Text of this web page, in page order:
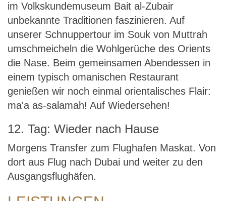
im Volkskundemuseum Bait al-Zubair
unbekannte Traditionen faszinieren. Auf
unserer Schnuppertour im Souk von Muttrah
umschmeicheln die Wohlgerüche des Orients
die Nase. Beim gemeinsamen Abendessen in
einem typisch omanischen Restaurant
genießen wir noch einmal orientalisches Flair:
ma'a as-salamah! Auf Wiedersehen!
12. Tag: Wieder nach Hause
Morgens Transfer zum Flughafen Maskat. Von
dort aus Flug nach Dubai und weiter zu den
Ausgangsflughäfen.